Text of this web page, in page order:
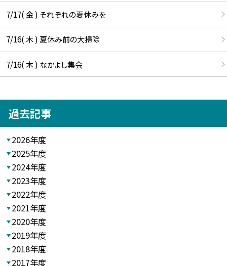
7/17( 金 ) それぞれの夏休みを
7/16( 木 ) 夏休み前の大掃除
7/16( 木 ) なかよし集会
過去記事
2026年度
2025年度
2024年度
2023年度
2022年度
2021年度
2020年度
2019年度
2018年度
2017年度